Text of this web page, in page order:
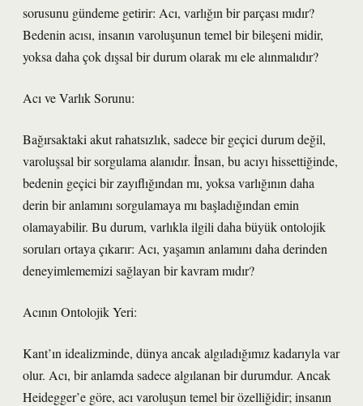
sorusunu gündeme getirir: Acı, varlığın bir parçası mıdır?
Bedenin acısı, insanın varoluşunun temel bir bileşeni midir,
yoksa daha çok dışsal bir durum olarak mı ele alınmalıdır?
Acı ve Varlık Sorunu:
Bağırsaktaki akut rahatsızlık, sadece bir geçici durum değil,
varoluşsal bir sorgulama alanıdır. İnsan, bu acıyı hissettiğinde,
bedenin geçici bir zayıflığından mı, yoksa varlığının daha
derin bir anlamını sorgulamaya mı başladığından emin
olamayabilir. Bu durum, varlıkla ilgili daha büyük ontolojik
soruları ortaya çıkarır: Acı, yaşamın anlamını daha derinden
deneyimlememizi sağlayan bir kavram mıdır?
Acının Ontolojik Yeri:
Kant’ın idealizminde, dünya ancak algıladığımız kadarıyla var
olur. Acı, bir anlamda sadece algılanan bir durumdur. Ancak
Heidegger’e göre, acı varoluşun temel bir özelliğidir; insanın